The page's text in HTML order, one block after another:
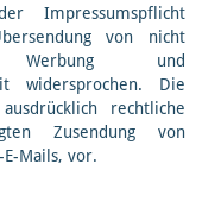
Impressumspflicht
von nicht
Werbung und
widersprochen. Die
rechtliche
Zusendung von
Mails, vor.